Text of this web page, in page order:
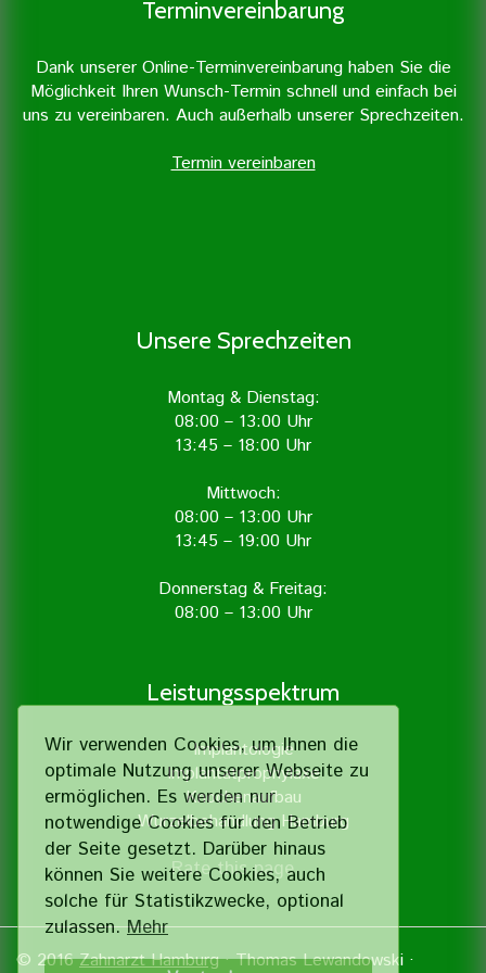
Wir verwenden Cookies, um Ihnen die
optimale Nutzung unserer Webseite zu
ermöglichen. Es werden nur
notwendige Cookies für den Betrieb
der Seite gesetzt. Darüber hinaus
können Sie weitere Cookies, auch
solche für Statistik­zwecke, optional
zulassen.Mehr
Terminvereinbarung
Dank unserer Online-Terminvereinbarung haben Sie die
Möglichkeit Ihren Wunsch-Termin schnell und einfach bei
uns zu vereinbaren. Auch außerhalb unserer Sprechzeiten.
Termin vereinbaren
Unsere Sprechzeiten
Montag & Dienstag:
08:00 – 13:00 Uhr
13:45 – 18:00 Uhr
Mittwoch:
08:00 – 13:00 Uhr
13:45 – 19:00 Uhr
Donnerstag & Freitag:
08:00 – 13:00 Uhr
Leistungsspektrum
Implantologie
Implantatprophylaxe
Knochenaufbau
Wurzelbehandlung Hamburg
Rate this page
© 2016Zahnarzt Hamburg· Thomas Lewandowski ·